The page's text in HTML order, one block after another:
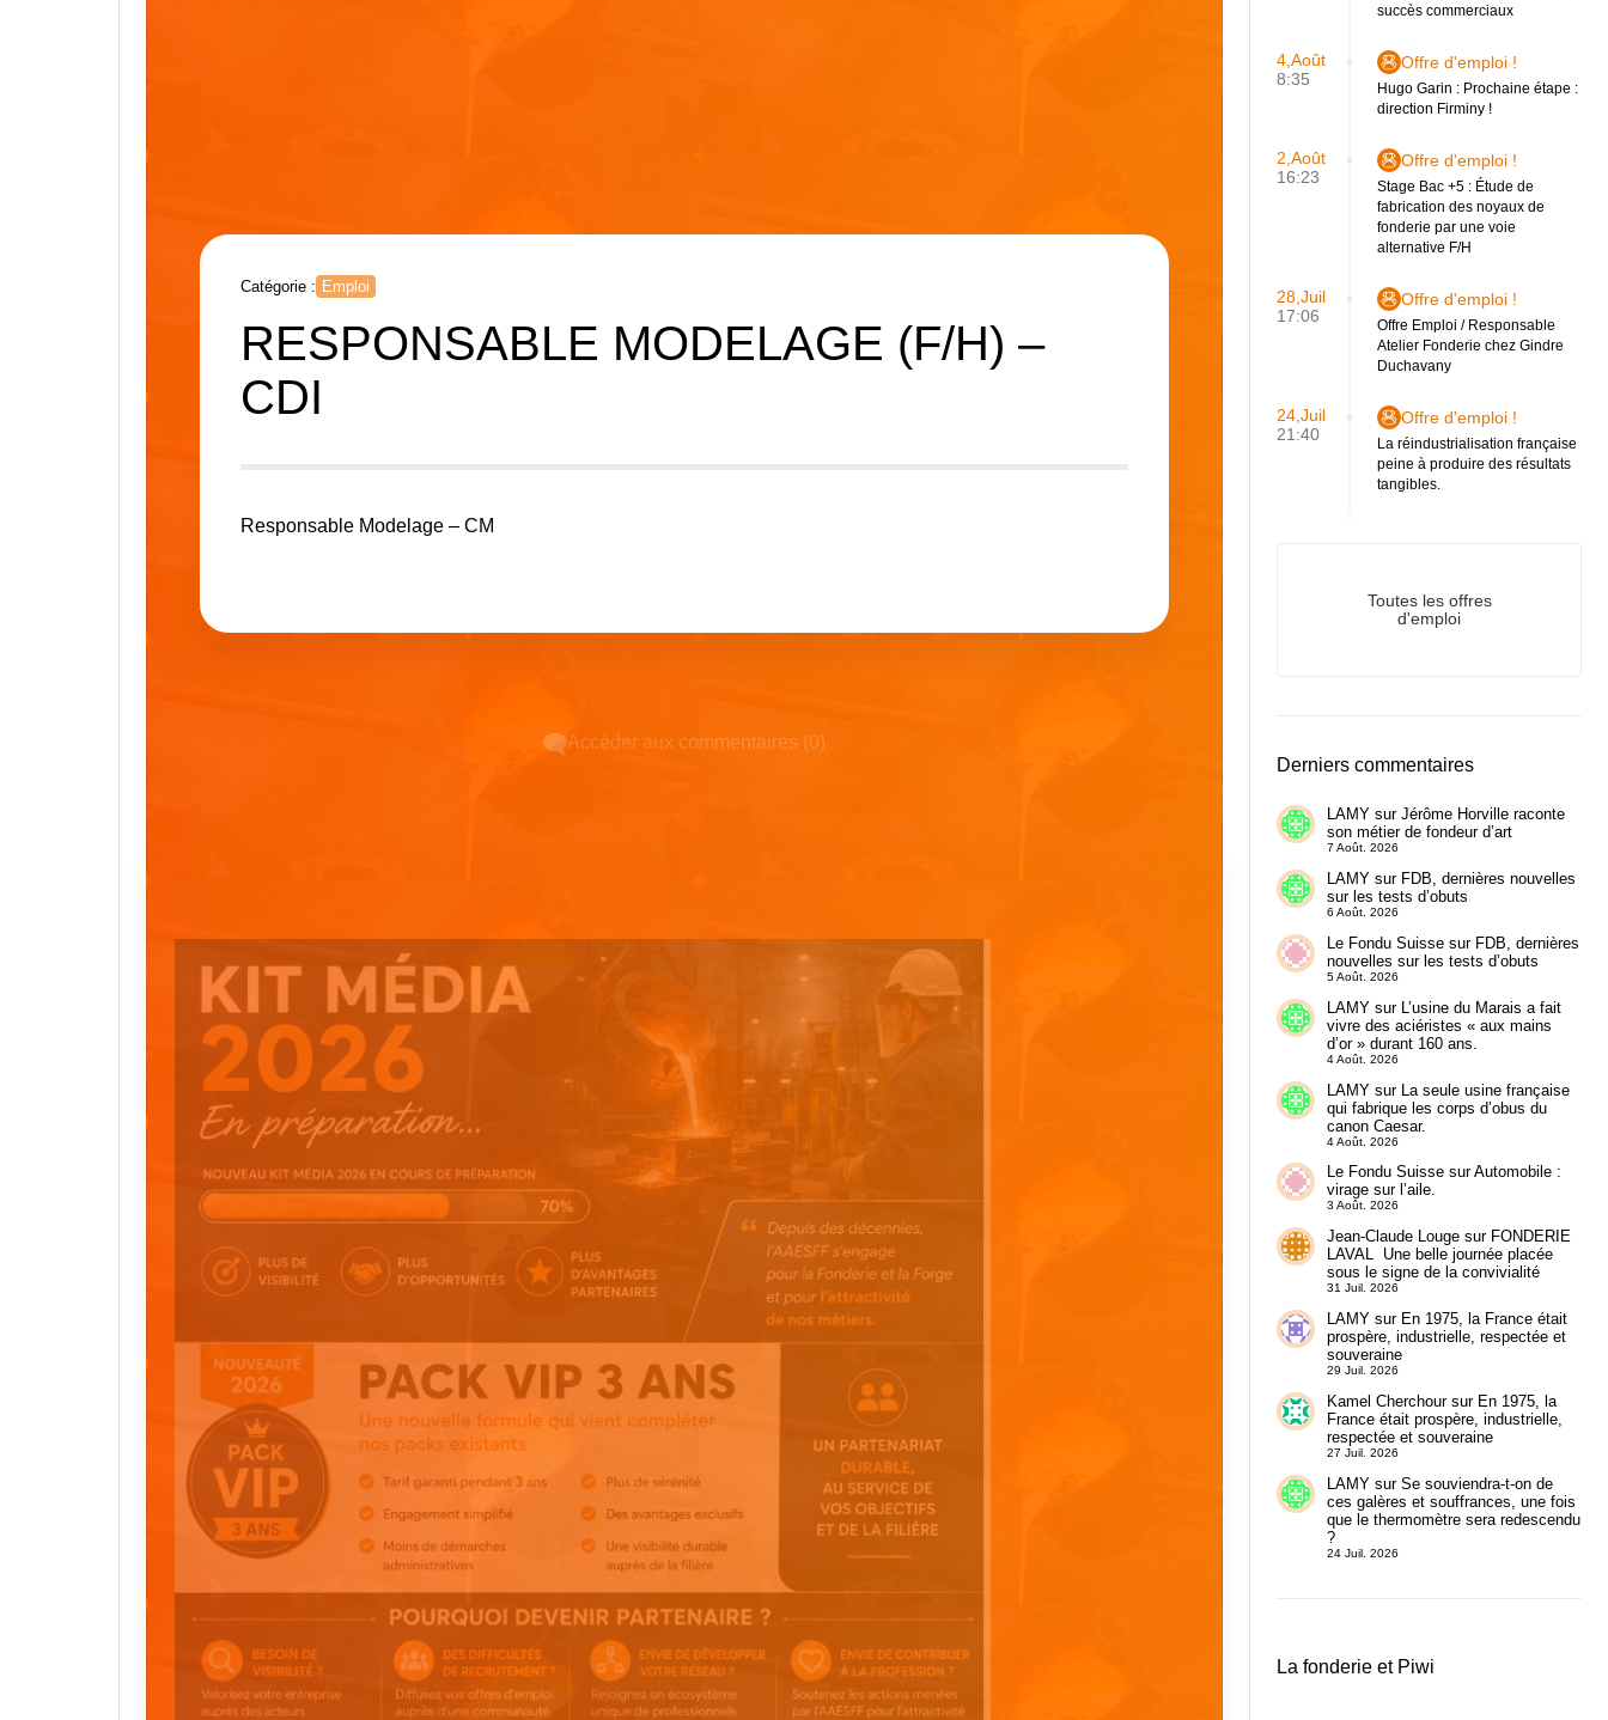
Catégorie : Emploi
RESPONSABLE MODELAGE (F/H) –
CDI
Responsable Modelage – CM
Accéder aux commentaires (0)
succès commerciaux
4,Août
8:35
Offre d'emploi !
Hugo Garin : Prochaine étape :
direction Firminy !
2,Août
16:23
Offre d'emploi !
Stage Bac +5 : Étude de
fabrication des noyaux de
fonderie par une voie
alternative F/H
28,Juil
17:06
Offre d'emploi !
Offre Emploi / Responsable
Atelier Fonderie chez Gindre
Duchavany
24,Juil
21:40
Offre d'emploi !
La réindustrialisation française
peine à produire des résultats
tangibles.
Toutes les offres
d'emploi
Derniers commentaires
LAMYsur Jérôme Horville raconte
son métier de fondeur d’art
7 Août. 2026
LAMYsur FDB, dernières nouvelles
sur les tests d’obuts
6 Août. 2026
Le Fondu Suissesur FDB, dernières
nouvelles sur les tests d’obuts
5 Août. 2026
LAMYsur L’usine du Marais a fait
vivre des aciéristes « aux mains
d’or » durant 160 ans.
4 Août. 2026
LAMYsur La seule usine française
qui fabrique les corps d’obus du
canon Caesar.
4 Août. 2026
Le Fondu SuissesurAutomobile :
virage sur l’aile.
3 Août. 2026
Jean-Claude Lougesur FONDERIE
LAVAL Une belle journée placée
sous le signe de la convivialité
31 Juil. 2026
LAMYsur En 1975, la France était
prospère, industrielle, respectée et
souveraine
29 Juil. 2026
Kamel Cherchoursur En 1975, la
France était prospère, industrielle,
respectée et souveraine
27 Juil. 2026
LAMYsur Se souviendra-t-on de
ces galères et souffrances, une fois
que le thermomètre sera redescendu
?
24 Juil. 2026
La fonderie et Piwi